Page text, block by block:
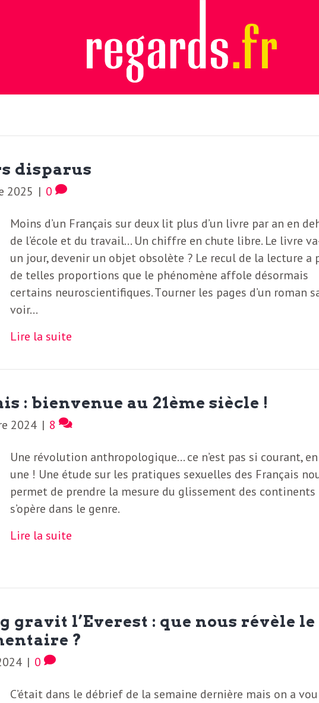
disparus
2025 | 0
Moins d’un Français sur deux lit plus d’un livre par an en
de l’école et du travail… Un chiffre en chute libre. Le livre
un jour, devenir un objet obsolète ? Le recul de la lecture a
de telles proportions que le phénomène affole désormais
certains neuroscientifiques. T ourner les pages d’un roman
voir…
Lire la suite
: bienvenue au 21ème siècle !
2024 | 8
Une révolution anthropologique… ce n’est pas si courant,
une ! Une étude sur les pratiques sexuelles des Français
permet de prendre la mesure du glissement des
s’opère dans le genre.
Lire la suite
gravit l’Everest : que nous révèle le
?
| 0
C’était dans le débrief de la semaine dernière mais on a